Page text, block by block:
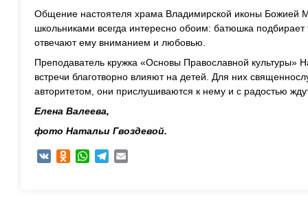
Общение настоятеля храма Владимирской иконы Божией
школьниками всегда интересно обоим: батюшка
отвечают ему вниманием и любовью.
Преподаватель кружка «Основы Православной культуры»
встречи благотворно влияют на детей. Для них
авторитетом, они прислушиваются к нему и с радостью
Елена Валеева,
фото Натальи Гвоздевой.
VK Odnoklassniki
WhatsAppTelegram